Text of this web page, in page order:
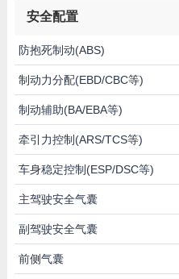
安全配置
防抱死制动(ABS)
制动力分配(EBD/CBC等)
制动辅助(BA/EBA等)
牵引力控制(ARS/TCS等)
车身稳定控制(ESP/DSC等)
主驾驶安全气囊
副驾驶安全气囊
前侧气囊